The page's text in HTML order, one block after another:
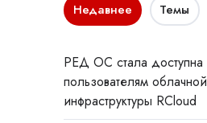
Недавнее Темы
РЕД ОС стала доступна
пользователям облачной
инфраструктуры RCloud